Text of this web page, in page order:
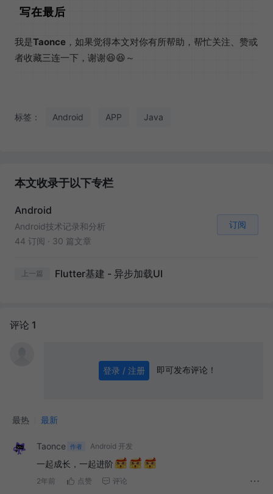
写在最后
我是Taonce ，如果觉得本文对你有所帮助，帮忙关注、赞或
者收藏三连一下，谢谢😆😆～
标签： Android APP Java
本文收录于以下专栏
Android
Android技术记录和分析
44 订阅 · 30 篇文章
订阅
上一篇 Flutter基建 - 异步加载UI
评论 1
登录 / 注册 即可发布评论！
最热 最新
Taonce 作者 Android 开发
一起成长，一起进阶
2年前 点赞 评论